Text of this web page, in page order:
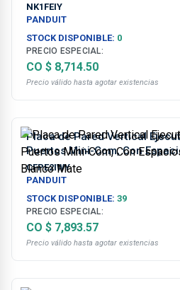
NK1FEIY
PANDUIT
STOCK DISPONIBLE: 0
PRECIO ESPECIAL:
CO $ 8,714.50
Precio válido hasta agotar existencias
Placa de Pared Vertical
Puertos Mini-Com, Con
Color Blanco Mate
CFPE2IWY
PANDUIT
STOCK DISPONIBLE: 39
PRECIO ESPECIAL:
CO $ 7,893.57
Precio válido hasta agotar existencias